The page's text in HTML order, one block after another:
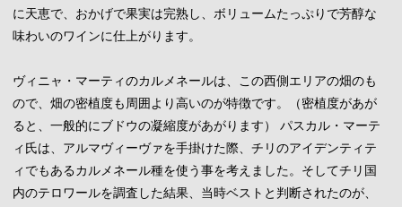
に天恵で、おかげで果実は完熟し、ボリュームたっぷりで芳醇な
味わいのワインに仕上がります。
ヴィニャ・マーティのカルメネールは、この西側エリアの畑のも
ので、畑の密植度も周囲より高いのが特徴です。（密植度があが
ると、一般的にブドウの凝縮度があがります） パスカル・マーテ
ィ氏は、アルマヴィーヴァを手掛けた際、チリのアイデンティテ
ィでもあるカルメネール種を使う事を考えました。そしてチリ国
内のテロワールを調査した結果、当時ベストと判断されたのが、